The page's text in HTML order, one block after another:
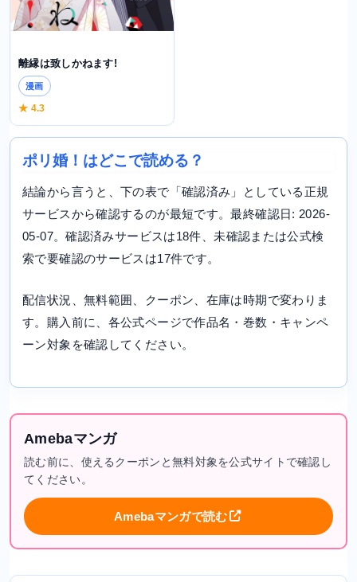
離縁は致しかねます!
漫画
★ 4.3
ポリ婚！はどこで読める？
結論から言うと、下の表で「確認済み」としている正規
サービスから確認するのが最短です。最終確認日: 2026-
05-07。確認済みサービスは18件、未確認または公式検
索で要確認のサービスは17件です。
配信状況、無料範囲、クーポン、在庫は時期で変わりま
す。購入前に、各公式ページで作品名・巻数・キャンペ
ーン対象を確認してください。
Amebaマンガ
読む前に、使えるクーポンと無料対象を公式サイトで確認し
てください。
Amebaマンガで読む